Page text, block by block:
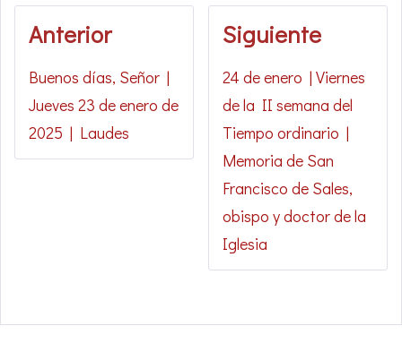
Anterior
Buenos días, Señor |
Jueves 23 de enero de
2025 | Laudes
Siguiente
24 de enero | Viernes
de la II semana del
Tiempo ordinario |
Memoria de San
Francisco de Sales,
obispo y doctor de la
Iglesia